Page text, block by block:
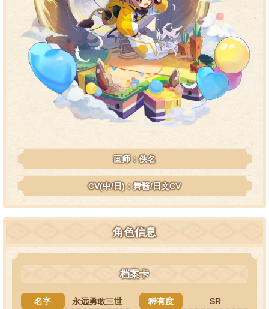
画师：佚名
CV(中/日)：舞酱/日文CV
角色信息
档案卡
名字 永远勇敢三世 稀有度 SR